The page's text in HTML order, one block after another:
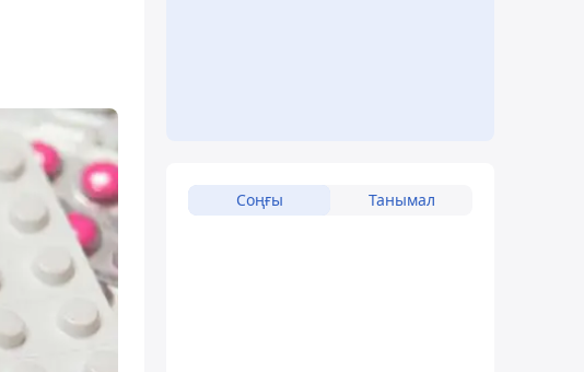
Соңғы Танымал